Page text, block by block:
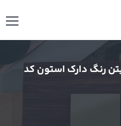
رنگ دارک استون کد